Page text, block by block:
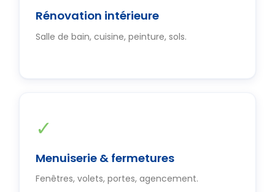
Rénovation intérieure
Salle de bain, cuisine, peinture, sols.
✓
Menuiserie & fermetures
Fenêtres, volets, portes, agencement.